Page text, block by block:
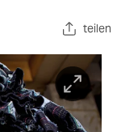
teilen